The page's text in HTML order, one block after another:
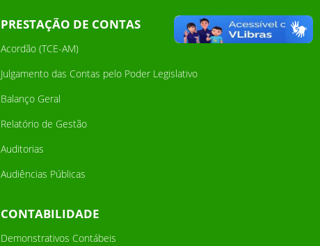
PRESTAÇÃO DE CONTAS
Acordão (TCE-AM)
Julgamento das Contas pelo Poder Legislativo
Balanço Geral
Relatório de Gestão
Auditorias
Audiências Públicas
CONTABILIDADE
Demonstrativos Contábeis